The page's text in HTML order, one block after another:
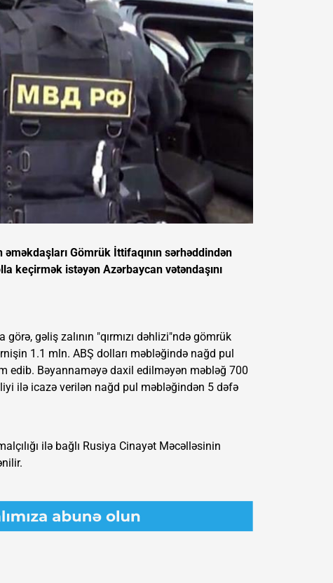
Gömrük İttifaqının sərhəddindən
keçirmək istəyən Azərbaycan vətəndaşını
gəliş zalının "qırmızı dəhlizi"ndə gömrük
1.1 mln. ABŞ dolları məbləğində nağd pul
edib. Bəyannaməyə daxil edilməyən məbləğ 700
ilə icazə verilən nağd pul məbləğindən 5 dəfə
ilə bağlı Rusiya Cinayət Məcəlləsinin